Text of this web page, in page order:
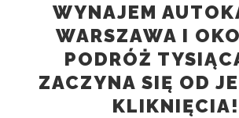
WYNAJEM
WARSZAWA I
PODRÓŻ
ZACZYNA SIĘ OD
KLIKNIĘCIA!